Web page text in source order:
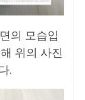
의 모습입
위의 사진
.